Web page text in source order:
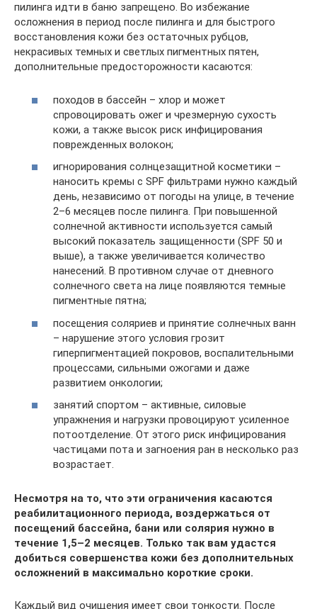
пилинга идти в баню запрещено. Во избежание
осложнения в период после пилинга и для быстрого
восстановления кожи без остаточных рубцов,
некрасивых темных и светлых пигментных пятен,
дополнительные предосторожности касаются:
походов в бассейн – хлор и может
спровоцировать ожег и чрезмерную сухость
кожи, а также высок риск инфицирования
поврежденных волокон;
игнорирования солнцезащитной косметики –
наносить кремы с SPF фильтрами нужно каждый
день, независимо от погоды на улице, в течение
2–6 месяцев после пилинга. При повышенной
солнечной активности используется самый
высокий показатель защищенности (SPF 50 и
выше), а также увеличивается количество
нанесений. В противном случае от дневного
солнечного света на лице появляются темные
пигментные пятна;
посещения соляриев и принятие солнечных ванн
– нарушение этого условия грозит
гиперпигментацией покровов, воспалительными
процессами, сильными ожогами и даже
развитием онкологии;
занятий спортом – активные, силовые
упражнения и нагрузки провоцируют усиленное
потоотделение. От этого риск инфицирования
частицами пота и загноения ран в несколько раз
возрастает.
Несмотря на то, что эти ограничения касаются
реабилитационного периода, воздержаться от
посещений бассейна, бани или солярия нужно в
течение 1,5–2 месяцев. Только так вам удастся
добиться совершенства кожи без дополнительных
осложнений в максимально короткие сроки.
Каждый вид очищения имеет свои тонкости. После